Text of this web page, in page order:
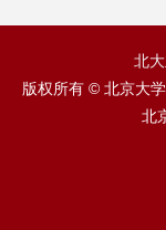
北
版权所有 © 北京大
北